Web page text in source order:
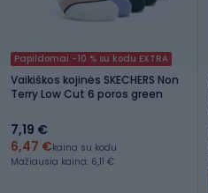
Papildomai -10 % su kodu EXTRA
Vaikiškos kojinės SKECHERS Non
Terry Low Cut 6 poros green
7,19 €
6,47 €kaina su kodu
Mažiausia kaina: 6,11 €